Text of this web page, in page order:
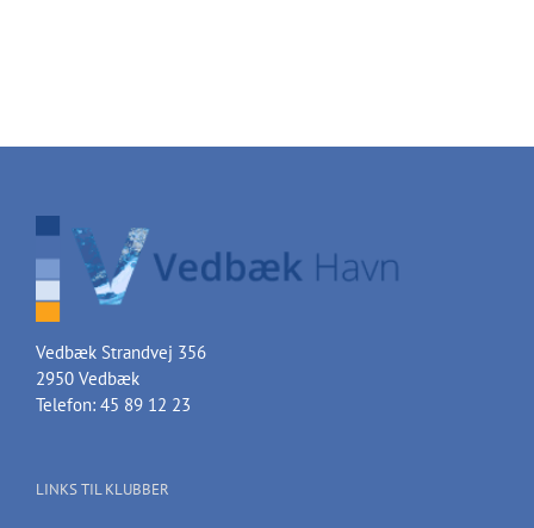
Vedbæk Strandvej 356
2950 Vedbæk
Telefon: 45 89 12 23
LINKS TIL KLUBBER